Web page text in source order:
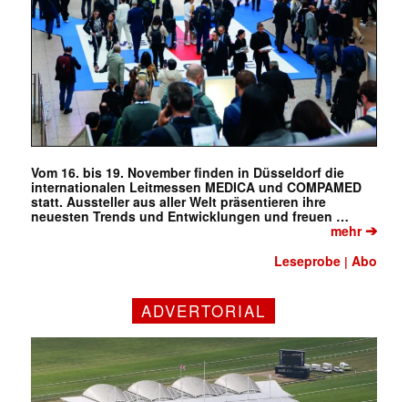
Vom 16. bis 19. November finden in Düsseldorf die
internationalen Leitmessen MEDICA und COMPAMED
statt. Aussteller aus aller Welt präsentieren ihre
neuesten Trends und Entwicklungen und freuen …
mehr➔
Leseprobe |Abo
ADVERTORIAL